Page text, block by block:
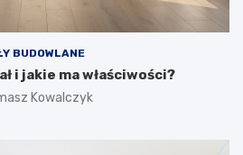
BUDOWLANE
i jakie ma właściwości?
Kowalczyk